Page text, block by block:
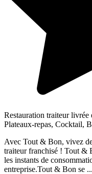
Restauration traiteur livrée
Plateaux-repas, Cocktail,
Avec Tout & Bon, vivez
traiteur franchisé ! Tout &
les instants de
entreprise.Tout & Bon se ...